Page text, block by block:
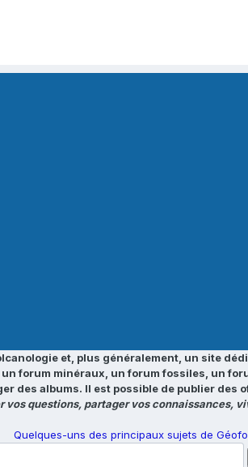
et, plus généralement, un site
forum minéraux, un forum fossiles, un
des albums. Il est possible de publier
vos questions, partager vos connaissances,
Quelques-uns des principaux sujets de